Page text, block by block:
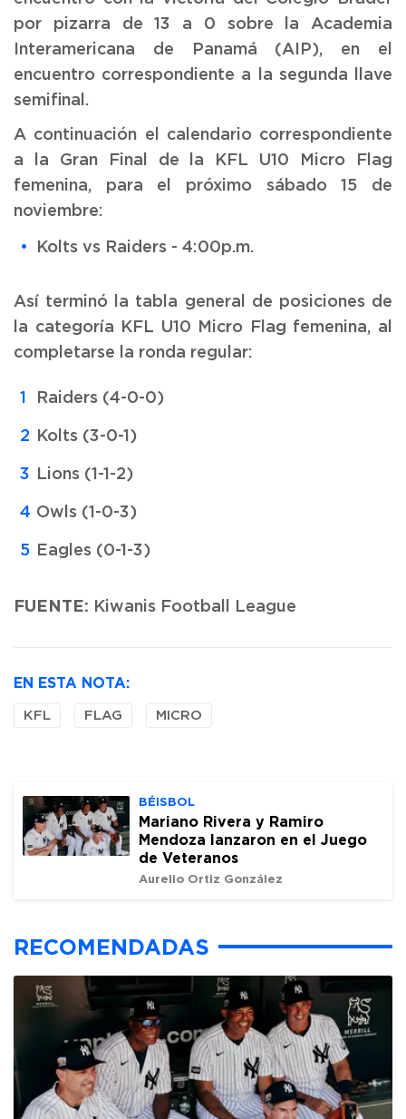
por pizarra de 13 a 0 sobre la Academia
Interamericana de Panamá (AIP), en el
encuentro correspondiente a la segunda llave
semifinal.
A continuación el calendario correspondiente
a la Gran Final de la KFL U10 Micro Flag
femenina, para el próximo sábado 15 de
noviembre:
Kolts vs Raiders - 4:00p.m.
Así terminó la tabla general de posiciones de
la categoría KFL U10 Micro Flag femenina, al
completarse la ronda regular:
Raiders (4-0-0)
Kolts (3-0-1)
Lions (1-1-2)
Owls (1-0-3)
Eagles (0-1-3)
FUENTE: Kiwanis Football League
EN ESTA NOTA:
KFL FLAG MICRO
BÉISBOL
Mariano Rivera y Ramiro
Mendoza lanzaron en el Juego
de Veteranos
Aurelio Ortiz González
RECOMENDADAS